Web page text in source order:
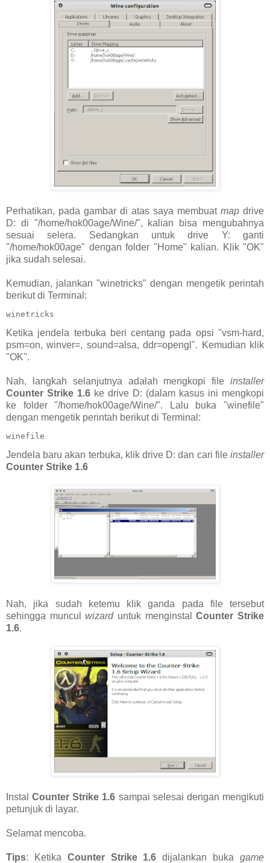
Perhatikan, pada gambar di atas saya membuat map drive
D: di "/home/hok00age/Wine/", kalian bisa mengubahnya
sesuai selera. Sedangkan untuk drive Y: ganti
"/home/hok00age" dengan folder "Home" kalian. Klik "OK"
jika sudah selesai.
Kemudian, jalankan "winetricks" dengan mengetik perintah
berikut di Terminal:
winetricks
Ketika jendela terbuka beri centang pada opsi "vsm-hard,
psm=on, winver=, sound=alsa, ddr=opengl". Kemudian klik
"OK".
Nah, langkah selanjutnya adalah mengkopi file installer
Counter Strike 1.6 ke drive D: (dalam kasus ini mengkopi
ke folder "/home/hok00age/Wine/". Lalu buka "winefile"
dengan mengetik perintah berikut di Terminal:
winefile
Jendela baru akan terbuka, klik drive D: dan cari file installer
Counter Strike 1.6
Nah, jika sudah ketemu klik ganda pada file tersebut
sehingga munculwizarduntuk menginstalCounter Strike
1.6.
InstalCounter Strike 1.6 sampai selesai dengan mengikuti
petunjuk di layar.
Selamat mencoba.
Tips: Ketika Counter Strike 1.6 dijalankan bukagame